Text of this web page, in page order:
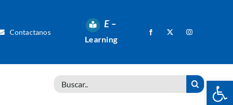
Abrir
Contactanos
E –
Learning
Search
for: